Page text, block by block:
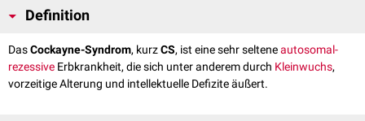
Definition
DasCockayne-Syndrom, kurzCS, ist eine sehr selteneautosomal-
rezessive Erbkrankheit, die sich unter anderem durch Kleinwuchs,
vorzeitige Alterung und intellektuelle Defizite äußert.